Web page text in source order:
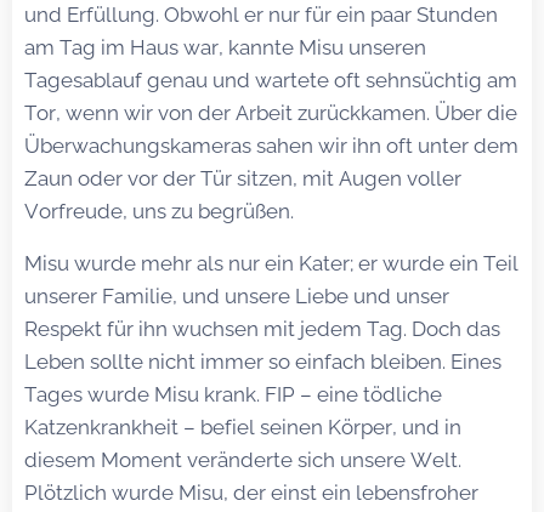
und Erfüllung. Obwohl er nur für ein paar Stunden
am Tag im Haus war, kannte Misu unseren
Tagesablauf genau und wartete oft sehnsüchtig am
Tor, wenn wir von der Arbeit zurückkamen. Über die
Überwachungskameras sahen wir ihn oft unter dem
Zaun oder vor der Tür sitzen, mit Augen voller
Vorfreude, uns zu begrüßen.
Misu wurde mehr als nur ein Kater; er wurde ein Teil
unserer Familie, und unsere Liebe und unser
Respekt für ihn wuchsen mit jedem Tag. Doch das
Leben sollte nicht immer so einfach bleiben. Eines
Tages wurde Misu krank. FIP – eine tödliche
Katzenkrankheit – befiel seinen Körper, und in
diesem Moment veränderte sich unsere Welt.
Plötzlich wurde Misu, der einst ein lebensfroher